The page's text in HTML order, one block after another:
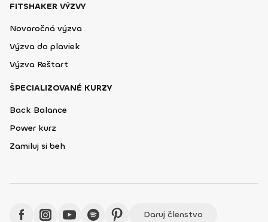
FITSHAKER VÝZVY
Novoročná výzva
Výzva do plaviek
Výzva Reštart
ŠPECIALIZOVANÉ KURZY
Back Balance
Power kurz
Zamiluj si beh
Daruj členstvo